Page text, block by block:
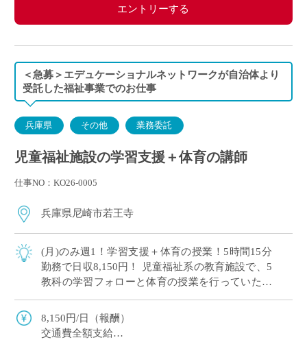
エントリーする
＜急募＞エデュケーショナルネットワークが自治体より
受託した福祉事業でのお仕事
兵庫県 その他 業務委託
児童福祉施設の学習支援＋体育の講師
仕事NO：KO26-0005
兵庫県尼崎市若王寺
(月)のみ週1！学習支援＋体育の授業！5時間15分
勤務で日収8,150円！ 児童福祉系の教育施設で、5
教科の学習フォローと体育の授業を行っていただ
ける方を募集しています。 教える対象は小学生・
中学生・高校生です。メインは […]
8,150円/日（報酬）
交通費全額支給